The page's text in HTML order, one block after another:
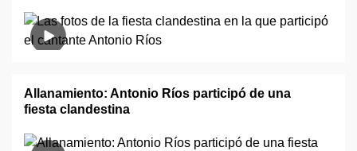
Allanamiento: Antonio Ríos participó de una
fiesta clandestina